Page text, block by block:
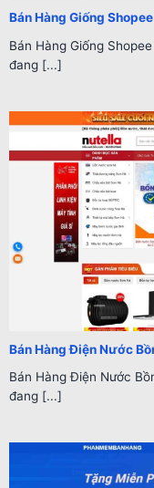
Bán Hàng Giống
Bán Hàng Giống
đang [...]
Bán Hàng Điện Nước
Bán Hàng Điện Nước
đang [...]